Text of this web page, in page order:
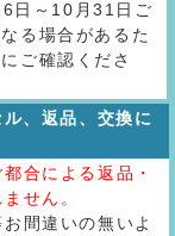
日～10月31日ご
る場合があるた
ご確認くださ
、返品、交換に
合による返品・
せん。
間違いの無いよ